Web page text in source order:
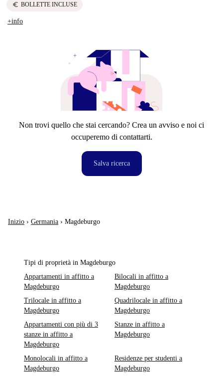
euro BOLLETTE INCLUSE
+info
Non trovi quello che stai cercando? Crea un avviso e noi ci
occuperemo di contattarti.
Salva ricerca
Inizio › Germania › Magdeburgo
Tipi di proprietà in Magdeburgo
Appartamenti in affitto a
Magdeburgo
Bilocali in affitto a
Magdeburgo
Trilocale in affitto a
Magdeburgo
Quadrilocale in affitto a
Magdeburgo
Appartamenti con più di 3
stanze in affitto a
Magdeburgo
Stanze in affitto a
Magdeburgo
Monolocali in affitto a
Magdeburgo
Residenze per studenti a
Magdeburgo